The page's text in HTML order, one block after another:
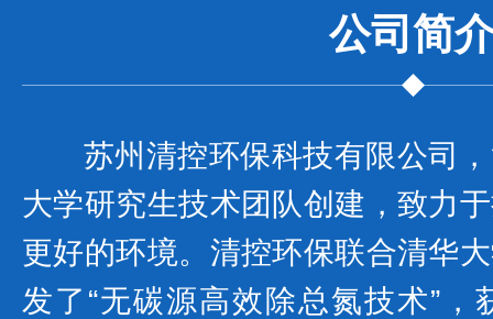
公司 简
苏州清控环保科技有限公司
大学研究生技术团队创建，致力
更好的环境。清控环保联合清华
发了“无碳源高效除总氮技术”